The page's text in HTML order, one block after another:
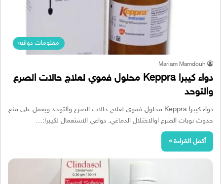
معلومات دوائية
Mariam Mamdouh
دواء كيبرا Keppra محلول فموي لعلاج حالات الصرع
والتوحد
دواء كيبرا Keppra محلول فموي لعلاج حالات الصرع والتوحد ويعمل على منع
حدوث نوبات الصرع اوالاختلال الدماغي. دواعي الاستعمال لكيبرا:…
أكمل القراءة »